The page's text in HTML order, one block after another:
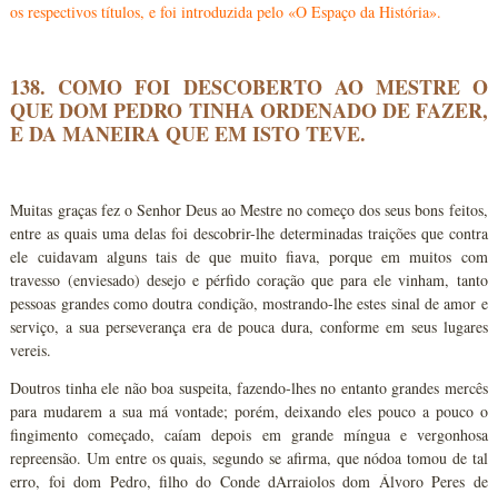
os respectivos títulos, e foi introduzida pelo «O Espaço da História».
138. COMO FOI DESCOBERTO AO MESTRE O
QUE DOM PEDRO TINHA ORDENADO DE FAZER,
E DA MANEIRA QUE EM ISTO TEVE.
Muitas graças fez o Senhor Deus ao Mestre no começo dos seus bons feitos,
entre as quais uma delas foi descobrir-lhe determinadas traições que contra
ele cuidavam alguns tais de que muito fiava, porque em muitos com
travesso (enviesado) desejo e pérfido coração que para ele vinham, tanto
pessoas grandes como doutra condição, mostrando-lhe estes sinal de amor e
serviço, a sua perseverança era de pouca dura, conforme em seus lugares
vereis.
Doutros tinha ele não boa suspeita, fazendo-lhes no entanto grandes mercês
para mudarem a sua má vontade; porém, deixando eles pouco a pouco o
fingimento começado, caíam depois em grande míngua e vergonhosa
repreensão. Um entre os quais, segundo se afirma, que nódoa tomou de tal
erro, foi dom Pedro, filho do Conde dArraiolos dom Álvoro Peres de